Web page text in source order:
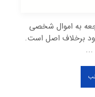
به اموال شخصی
برخلاف اصل است.
...